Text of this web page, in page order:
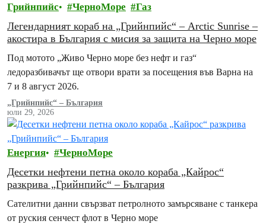
Грийнпийс ЧерноМоре Газ
Легендарният кораб на „Грийнпийс“ – Arctic Sunrise –
акостира в България с мисия за защита на Черно море
Под мотото „Живо Черно море без нефт и газ“
ледоразбивачът ще отвори врати за посещения във Варна на
7 и 8 август 2026.
„Грийнпийс“ – България
юли 29, 2026
Енергия ЧерноМоре
Десетки нефтени петна около кораба „Кайрос“
разкрива „Грийнпийс“ – България
Сателитни данни свързват петролното замърсяване с танкера
от руския сенчест флот в Черно море